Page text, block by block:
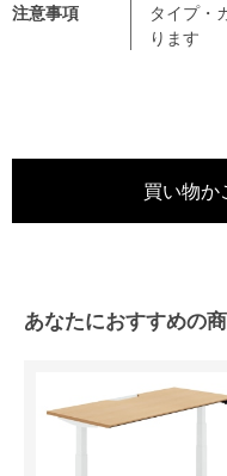
注意事項
タイプ・
ります
あなたにおすすめの